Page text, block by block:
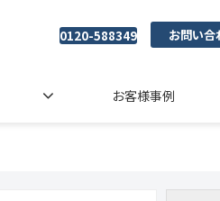
0120-588349 お問い合
お客様事例